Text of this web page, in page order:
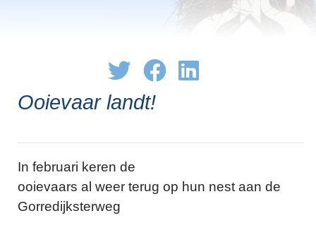
Ooievaar landt!
In februari keren de
ooievaars al weer terug op hun nest aan de
Gorredijksterweg